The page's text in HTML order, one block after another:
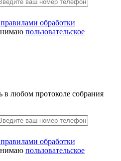
правилами обработки
пользовательское
в любом протоколе собрания
правилами обработки
пользовательское